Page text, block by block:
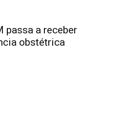
passa a receber
obstétrica